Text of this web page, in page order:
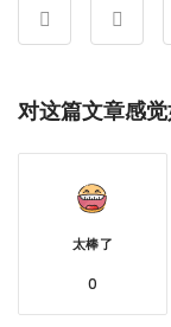
对这篇文章感觉
太棒了
0